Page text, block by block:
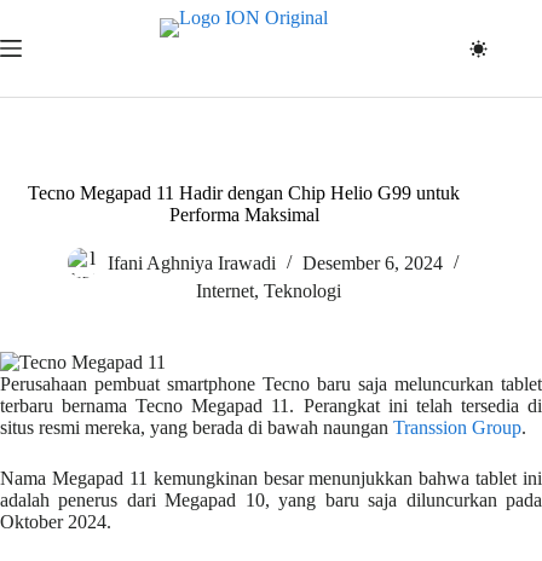
content
Tecno Megapad 11 Hadir dengan Chip Helio G99 untuk
Performa Maksimal
Ifani Aghniya Irawadi
Desember 6, 2024
Internet, Teknologi
Perusahaan pembuat smartphone Tecno baru saja meluncurkan tablet
terbaru bernama Tecno Megapad 11. Perangkat ini telah tersedia di
situs resmi mereka, yang berada di bawah naungan Transsion Group.
Nama Megapad 11 kemungkinan besar menunjukkan bahwa tablet ini
adalah penerus dari Megapad 10, yang baru saja diluncurkan pada
Oktober 2024.